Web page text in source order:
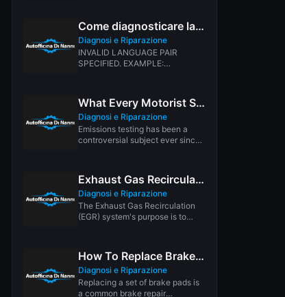
Come diagnosticare la spia del motore di controllo
Diagnosi e Riparazione
INVALID LANGUAGE PAIR
SPECIFIED. EXAMPLE:
What Every Motorist Should Know About Vehicle Emissions Testing
Diagnosi e Riparazione
Emissions testing has been a
controversial subject ever since
Exhaust Gas Recirculation (EGR)
Diagnosi e Riparazione
The Exhaust Gas Recirculation
(EGR) system's purpose is to
How To Replace Brake Pads
Diagnosi e Riparazione
Replacing a set of brake pads is
a common brake repair